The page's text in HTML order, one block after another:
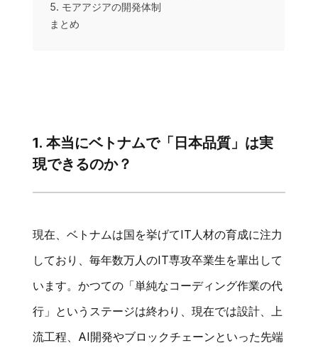
5. モアアジアの開発体制
まとめ
1. 本当にベトナムで「日本品質」は実
現できるのか？
現在、ベトナムは国を挙げてIT人材の育成に注力
しており、毎年数万人のIT専攻卒業生を輩出して
います。かつての「単純なコーディング作業の代
行」というステージは終わり、現在では設計、上
流工程、AI開発やブロックチェーンといった先端